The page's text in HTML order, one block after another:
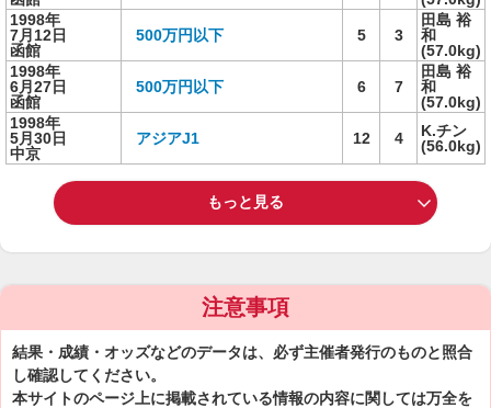
1998年
7月12日
函館
500万円以下 5 3
田島 裕
和
(57.0kg)
1998年
6月27日
函館
500万円以下 6 7
田島 裕
和
(57.0kg)
1998年
5月30日
中京
アジアJ1 12 4
K.チン
(56.0kg)
もっと見る
注意事項
結果・成績・オッズなどのデータは、必ず主催者発行のものと照合
し確認してください。
本サイトのページ上に掲載されている情報の内容に関しては万全を